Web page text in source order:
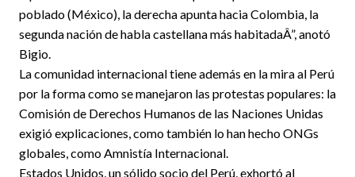
poblado (México), la derecha apunta hacia Colombia, la
segunda nación de habla castellana más habitadaÂ”, anotó
Bigio.
La comunidad internacional tiene además en la mira al Perú
por la forma como se manejaron las protestas populares: la
Comisión de Derechos Humanos de las Naciones Unidas
exigió explicaciones, como también lo han hecho ONGs
globales, como Amnistía Internacional.
Estados Unidos, un sólido socio del Perú, exhortó al